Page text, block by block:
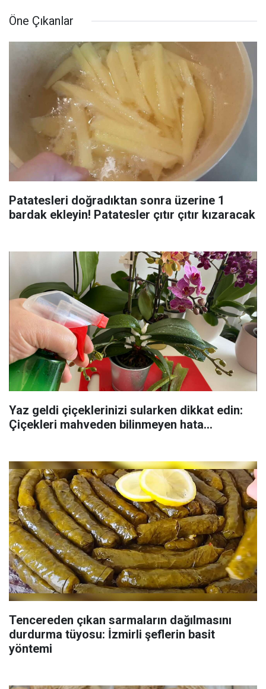
Öne Çıkanlar
Patatesleri doğradıktan sonra üzerine 1
bardak ekleyin! Patatesler çıtır çıtır kızaracak
Yaz geldi çiçeklerinizi sularken dikkat edin:
Çiçekleri mahveden bilinmeyen hata...
Tencereden çıkan sarmaların dağılmasını
durdurma tüyosu: İzmirli şeflerin basit
yöntemi